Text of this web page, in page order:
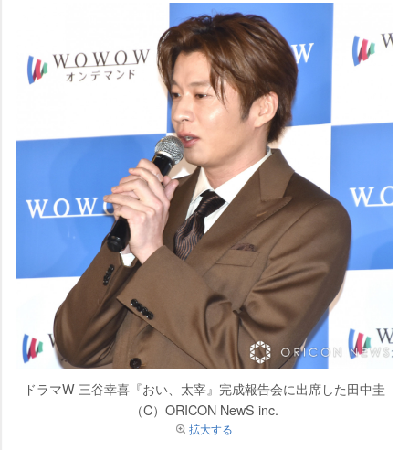
ドラマW 三谷幸喜『おい、太宰』完成報告会に出席した田中圭
（C）ORICON NewS inc.
拡大する